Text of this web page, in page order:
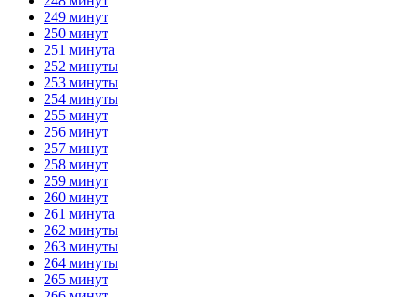
249 минут
250 минут
251 минута
252 минуты
253 минуты
254 минуты
255 минут
256 минут
257 минут
258 минут
259 минут
260 минут
261 минута
262 минуты
263 минуты
264 минуты
265 минут